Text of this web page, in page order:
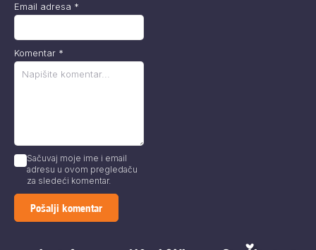
Komentar *
Email adresa *
Sačuvaj moje ime i email
adresu u ovom pregledaču
za sledeći komentar.